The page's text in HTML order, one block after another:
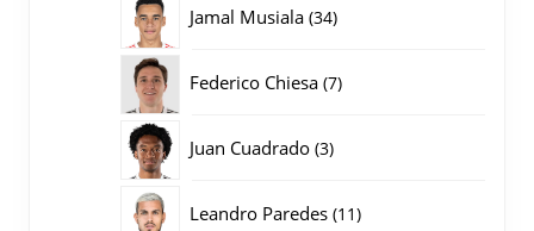
Jamal Musiala 3434
Federico Chiesa 77
Juan Cuadrado 33
Leandro Paredes 1111